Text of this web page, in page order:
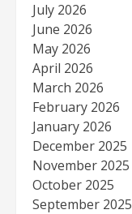
July 2026
June 2026
May 2026
April 2026
March 2026
February 2026
January 2026
December 2025
November 2025
October 2025
September 2025